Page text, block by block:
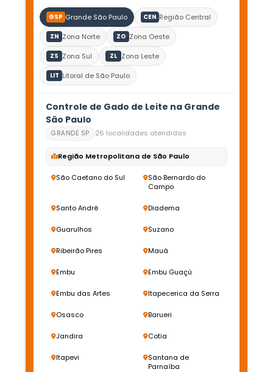
GSP Grande São Paulo CEN Região Central
ZN Zona Norte ZO Zona Oeste
ZS Zona Sul ZL Zona Leste
LIT Litoral de São Paulo
Controle de Gado de Leite na Grande
São Paulo
GRANDE SP 26 localidades atendidas
Região Metropolitana de São Paulo
São Caetano do Sul
São Bernardo do
Campo
Santo André Diadema
Guarulhos Suzano
Ribeirão Pires Mauá
Embu Embu Guaçú
Embu das Artes Itapecerica da Serra
Osasco Barueri
Jandira Cotia
Itapevi
Santana de
Parnaíba